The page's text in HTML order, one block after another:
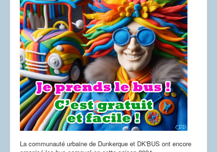
La communauté urbaine de Dunkerque et DK'BUS ont encore